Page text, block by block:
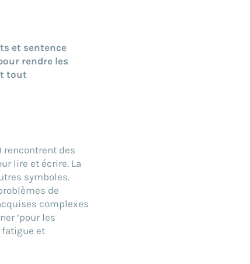
et sentence
rendre les
tout
rencontrent des
lire et écrire. La
symboles.
de
complexes
‘pour les
fatigue et